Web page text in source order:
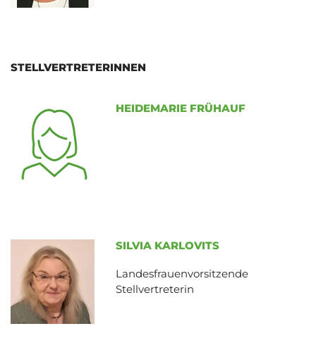
STELLVERTRETERINNEN
HEIDEMARIE FRÜHAUF
SILVIA KARLOVITS
Landesfrauenvorsitzende
Stellvertreterin